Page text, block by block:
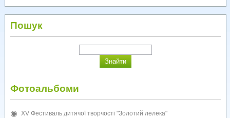
Пошук
Фотоальбоми
XV Фестиваль дитячої творчості "Золотий лелека"